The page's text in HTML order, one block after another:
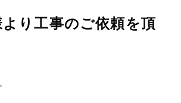
より工事のご依頼を頂